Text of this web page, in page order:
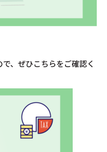
で、ぜひこちらをご確認く